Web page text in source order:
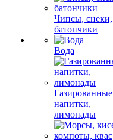
Чипсы, снеки,
батончики
Вода
Газированные
напитки,
лимонады